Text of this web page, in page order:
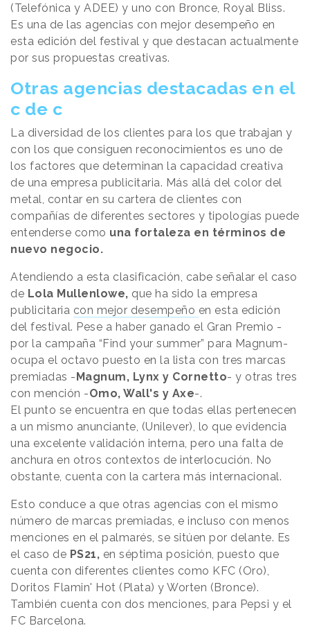
(Telefónica y ADEE) y uno con Bronce, Royal Bliss.
Es una de las agencias con mejor desempeño en
esta edición del festival y que destacan actualmente
por sus propuestas creativas.
Otras agencias destacadas en el
c de c
La diversidad de los clientes para los que trabajan y
con los que consiguen reconocimientos es uno de
los factores que determinan la capacidad creativa
de una empresa publicitaria. Más allá del color del
metal, contar en su cartera de clientes con
compañías de diferentes sectores y tipologías puede
entenderse como una fortaleza en términos de
nuevo negocio.
Atendiendo a esta clasificación, cabe señalar el caso
de Lola Mullenlowe, que ha sido la empresa
publicitaria con mejor desempeño en esta edición
del festival. Pese a haber ganado el Gran Premio -
por la campaña “Find your summer” para Magnum-
ocupa el octavo puesto en la lista con tres marcas
premiadas -Magnum, Lynx y Cornetto- y otras tres
con mención -Omo, Wall's y Axe-.
El punto se encuentra en que todas ellas pertenecen
a un mismo anunciante, (Unilever), lo que evidencia
una excelente validación interna, pero una falta de
anchura en otros contextos de interlocución. No
obstante, cuenta con la cartera más internacional.
Esto conduce a que otras agencias con el mismo
número de marcas premiadas, e incluso con menos
menciones en el palmarés, se sitúen por delante. Es
el caso de PS21, en séptima posición, puesto que
cuenta con diferentes clientes como KFC (Oro),
Doritos Flamin' Hot (Plata) y Worten (Bronce).
También cuenta con dos menciones, para Pepsi y el
FC Barcelona.